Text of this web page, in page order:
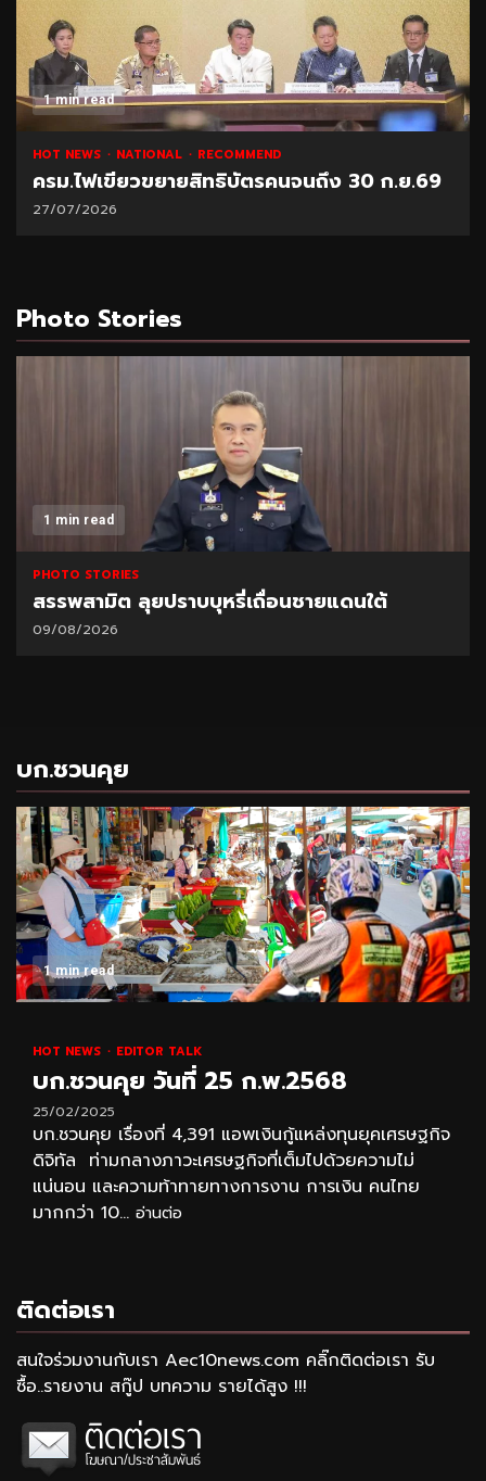
1 min read
HOT NEWS NATIONAL RECOMMEND
ครม.ไฟเขียวขยายสิทธิบัตรคนจนถึง 30 ก.ย.69
27/07/2026
Photo Stories
1 min read
PHOTO STORIES
สรรพสามิต ลุยปราบบุหรี่เถื่อนชายแดนใต้
09/08/2026
บก.ชวนคุย
1 min read
HOT NEWS EDITOR TALK
บก.ชวนคุย วันที่ 25 ก.พ.2568
25/02/2025
บก.ชวนคุย เรื่องที่ 4,391 แอพเงินกู้แหล่งทุนยุคเศรษฐกิจ
ดิจิทัล ท่ามกลางภาวะเศรษฐกิจที่เต็มไปด้วยความไม่
แน่นอน และความท้าทายทางการงาน การเงิน คนไทย
มากกว่า 10... อ่านต่อ
ติดต่อเรา
สนใจร่วมงานกับเรา Aec10news.com คลิ๊กติดต่อเรา รับ
ซื้อ..รายงาน สกู๊ป บทความ รายได้สูง !!!